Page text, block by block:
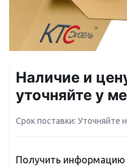
Наличие и
уточняйте у
Срок поставки: Уточняйте
Получить информацию